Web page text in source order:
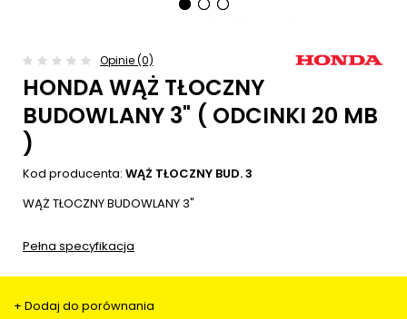
Opinie (0)
HONDA WĄŻ TŁOCZNY
BUDOWLANY 3" ( ODCINKI 20 MB
)
Kod producenta: WĄŻ TŁOCZNY BUD. 3
WĄŻ TŁOCZNY BUDOWLANY 3"
Pełna specyfikacja
+ Dodaj do porównania